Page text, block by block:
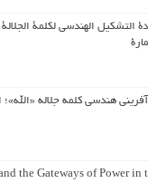
التشكيل الهندسي لكلمة
هندسی کلمه جلاله
the Gateways of Power in